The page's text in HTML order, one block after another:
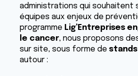
administrations qui souhaitent
équipes aux enjeux de
programme Lig’Entreprises
le cancer, nous proposons
sur site, sous forme de
autour :